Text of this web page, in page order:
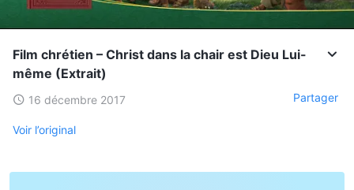
Film chrétien – Christ dans la chair est Dieu Lui-
même (Extrait)
16 décembre 2017 Partager
Voir l’original